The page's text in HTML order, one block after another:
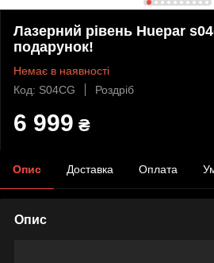
Лазерний рівень Huepar
подарунок!
Немає в наявності
Код: S04CG
Роздріб
6 999 ₴
Опис Доставка Оплата
Опис